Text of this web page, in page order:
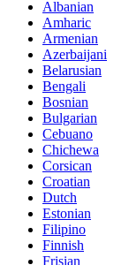
Albanian
Amharic
Armenian
Azerbaijani
Belarusian
Bengali
Bosnian
Bulgarian
Cebuano
Chichewa
Corsican
Croatian
Dutch
Estonian
Filipino
Finnish
Frisian